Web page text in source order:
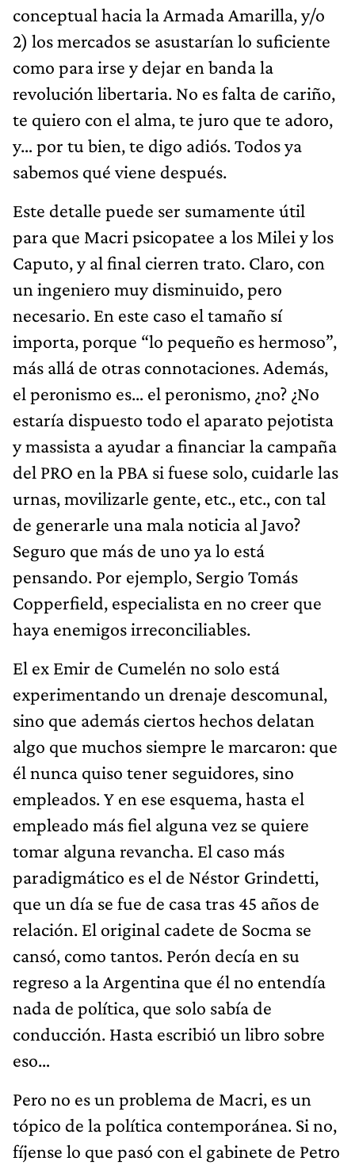
conceptual hacia la Armada Amarilla, y/o
2) los mercados se asustarían lo suficiente
como para irse y dejar en banda la
revolución libertaria. No es falta de cariño,
te quiero con el alma, te juro que te adoro,
y… por tu bien, te digo adiós. Todos ya
sabemos qué viene después.
Este detalle puede ser sumamente útil
para que Macri psicopatee a los Milei y los
Caputo, y al final cierren trato. Claro, con
un ingeniero muy disminuido, pero
necesario. En este caso el tamaño sí
importa, porque “lo pequeño es hermoso”,
más allá de otras connotaciones. Además,
el peronismo es… el peronismo, ¿no? ¿No
estaría dispuesto todo el aparato pejotista
y massista a ayudar a financiar la campaña
del PRO en la PBA si fuese solo, cuidarle las
urnas, movilizarle gente, etc., etc., con tal
de generarle una mala noticia al Javo?
Seguro que más de uno ya lo está
pensando. Por ejemplo, Sergio Tomás
Copperfield, especialista en no creer que
haya enemigos irreconciliables.
El ex Emir de Cumelén no solo está
experimentando un drenaje descomunal,
sino que además ciertos hechos delatan
algo que muchos siempre le marcaron: que
él nunca quiso tener seguidores, sino
empleados. Y en ese esquema, hasta el
empleado más fiel alguna vez se quiere
tomar alguna revancha. El caso más
paradigmático es el de Néstor Grindetti,
que un día se fue de casa tras 45 años de
relación. El original cadete de Socma se
cansó, como tantos. Perón decía en su
regreso a la Argentina que él no entendía
nada de política, que solo sabía de
conducción. Hasta escribió un libro sobre
eso…
Pero no es un problema de Macri, es un
tópico de la política contemporánea. Si no,
fíjense lo que pasó con el gabinete de Petro